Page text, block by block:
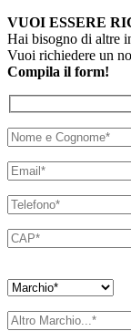
VUOI ESSERE
Hai bisogno di altre
Vuoi richiedere un
Compila il form!